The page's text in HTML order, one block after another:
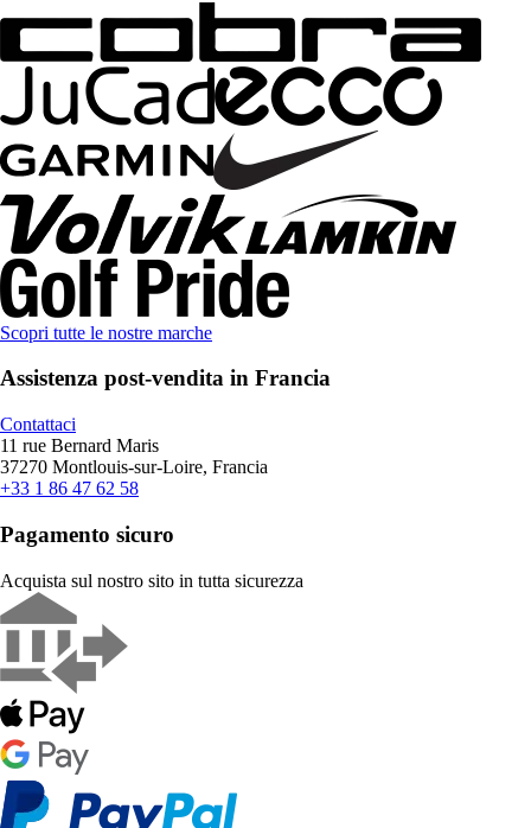
Scopri tutte le nostre marche
Assistenza post-vendita in Francia
Contattaci
11 rue Bernard Maris
37270 Montlouis-sur-Loire, Francia
+33 1 86 47 62 58
Pagamento sicuro
Acquista sul nostro sito in tutta sicurezza